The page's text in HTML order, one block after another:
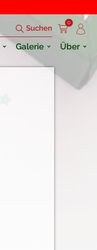
Suchen
0
Galerie Über